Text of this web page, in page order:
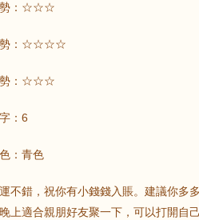
勢：☆☆☆
勢：☆☆☆☆
勢：☆☆☆
：6
：青色
不錯，祝你有小錢錢入賬。建議你多
上適合親朋好友聚一下，可以打開自